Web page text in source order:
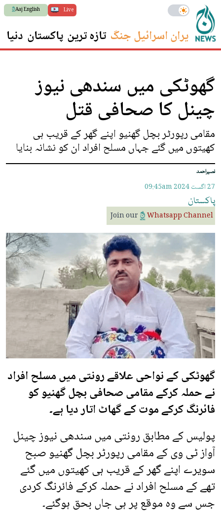
Live
Aaj English
ایران اسرائیل جنگ تازہ ترین پاکستان دنیا
گھوٹکی میں سندھی نیوز
چینل کا صحافی قتل
مقامی رپورٹر بچل گھنیو اپنے گھر کے قریب ہی
کھیتوں میں گئے جہاں مسلح افراد ان کو نشانہ بنایا
نصیراحمد
27 اگست 2024 09:45am
پاکستان
Join our Whatsapp Channel
گھوٹکی کے نواحی علاقے رونتی میں مسلح افراد
نے حملہ کرکے مقامی صحافی بچل گھنیو کو
فائرنگ کرکے موت کے گھاٹ اتار دیا ہے۔
پولیس کے مطابق رونتی میں سندھی نیوز چینل
آواز ٹی وی کے مقامی رپورٹر بچل گھنیو صبح
سویرے اپنے گھر کے قریب ہی کھیتوں میں گئے
تھے کے مسلح افراد نے حملہ کرکے فائرنگ کردی
جس سے وہ موقع پر ہی جاں بحق ہوگئے۔